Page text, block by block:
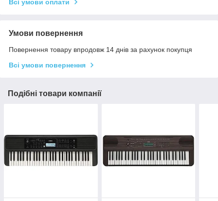
Всі умови оплати
Умови повернення
Повернення товару впродовж 14 днів за рахунок покупця
Всі умови повернення
Подібні товари компанії